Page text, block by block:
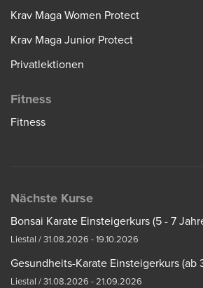
Krav Maga Women Protect
Krav Maga Junior Protect
Privatlektionen
Fitness
Fitness
Nächste Kurse
Bonsai Karate Einsteigerkurs (5 - 7
Liestal / 31.08.2026 - 19.10.2026
Gesundheits-Karate Einsteigerkurs (ab
Liestal / 31.08.2026 - 21.09.2026